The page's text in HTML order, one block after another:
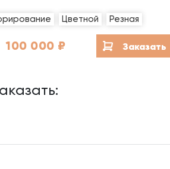
Гравировка на камне
Цветной Резная
100 000 ₽ Заказать